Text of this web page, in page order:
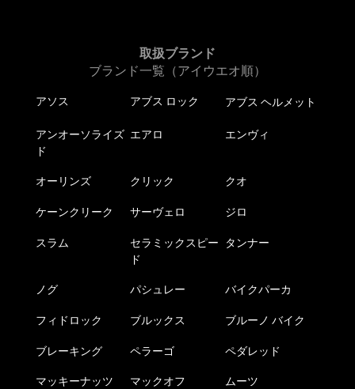
取扱ブランド
ブランド一覧（アイウエオ順）
アソス アブス ロック アブス ヘルメット
アンオーソライズ
ド
エアロ エンヴィ
オーリンズ クリック クオ
ケーンクリーク サーヴェロ ジロ
スラム
セラミックスピー
ド
タンナー
ノグ パシュレー バイクパーカ
フィドロック ブルックス ブルーノ バイク
ブレーキング ペラーゴ ペダレッド
マッキーナッツ マックオフ ムーツ